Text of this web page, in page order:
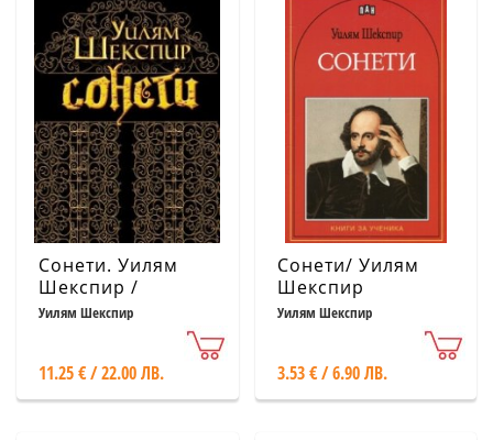
Сонети. Уилям
Шекспир /
Sonnets. William
Уилям Шекспир
11.25 € / 22.00 ЛВ.
Сонети/ Уилям
Шекспир
Уилям Шекспир
3.53 € / 6.90 ЛВ.